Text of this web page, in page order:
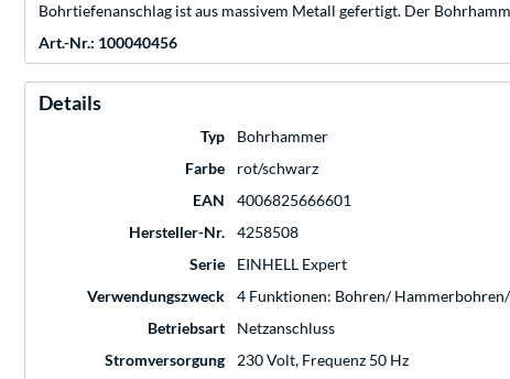
Bohrtiefenanschlag ist aus massivem Metall gefertigt. Der
Art.-Nr.: 100040456
Details
Typ
Bohrhammer
Farbe
rot/schwarz
EAN
4006825666601
Hersteller-Nr.
4258508
Serie
EINHELL Expert
Verwendungszweck
4 Funktionen: Bohren/
Betriebsart
Netzanschluss
Stromversorgung
230 Volt, Frequenz 50 Hz